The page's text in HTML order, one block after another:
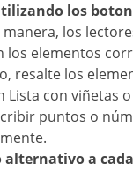
los
manera, los
los elementos
resalte los
Lista con viñetas
puntos o
alternativo a